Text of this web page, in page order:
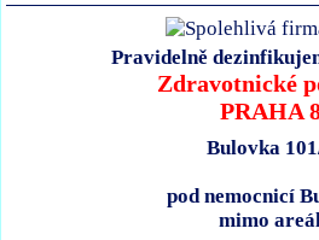
Pravidelně
Zdravotnické
PRAHA
Bulovka
pod nemocnicí
mimo